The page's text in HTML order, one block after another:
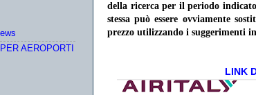
della ricerca per il periodo
stessa può essere ovviamente
prezzo utilizzando i suggerimenti
LINK
AEROPORTI